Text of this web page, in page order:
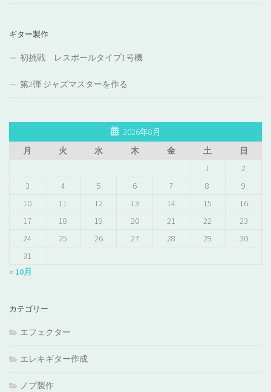
ギター製作
初挑戦 レスポールタイプ1号機
第2弾 ジャズマスターを作る
2026年8月
月
火 水 木 金 土
日
1
2
3
4 5 6 7 8
9
10
11 12 13 14 15
16
17
18 19 20 21 22
23
24
25 26 27 28 29
30
31
« 10月
カテゴリー
エフェクター
エレキギター作成
ノブ製作